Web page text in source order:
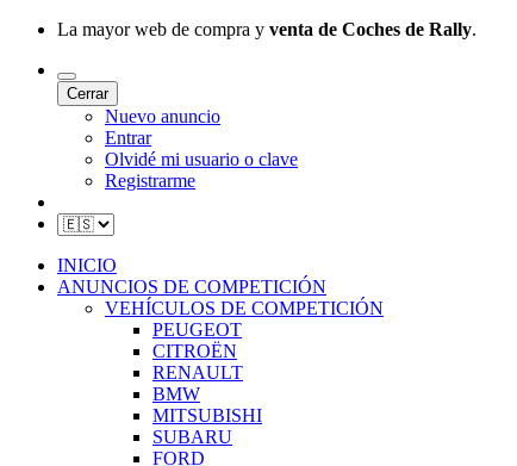
La mayor web de compra y venta de Coches de Rally.
Cerrar
Nuevo anuncio
Entrar
Olvidé mi usuario o clave
Registrarme
INICIO
ANUNCIOS DE COMPETICIÓN
VEHÍCULOS DE COMPETICIÓN
PEUGEOT
CITROËN
RENAULT
BMW
MITSUBISHI
SUBARU
FORD